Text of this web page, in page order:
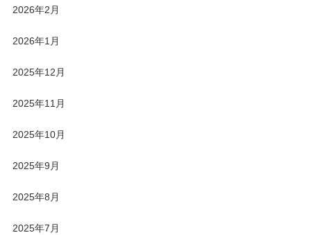
2026年2月
2026年1月
2025年12月
2025年11月
2025年10月
2025年9月
2025年8月
2025年7月